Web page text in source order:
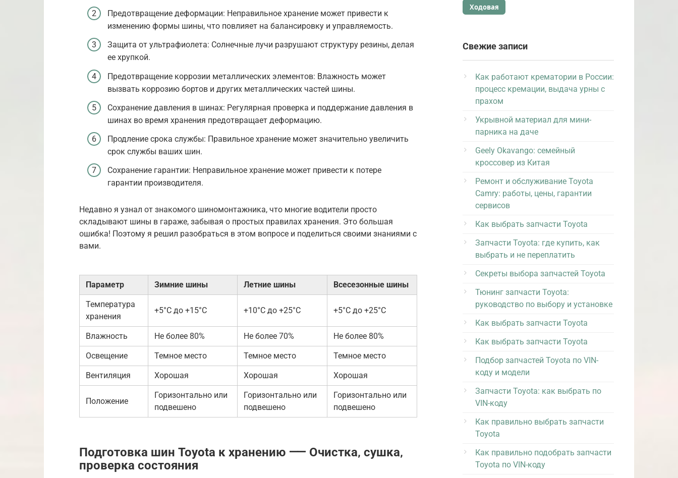
Предотвращение деформации: Неправильное хранение может привести к
изменению формы шины, что повлияет на балансировку и управляемость.
Защита от ультрафиолета: Солнечные лучи разрушают структуру резины, делая
ее хрупкой.
Предотвращение коррозии металлических элементов: Влажность может
вызвать коррозию бортов и других металлических частей шины.
Сохранение давления в шинах: Регулярная проверка и поддержание давления в
шинах во время хранения предотвращает деформацию.
Продление срока службы: Правильное хранение может значительно увеличить
срок службы ваших шин.
Сохранение гарантии: Неправильное хранение может привести к потере
гарантии производителя.
Недавно я узнал от знакомого шиномонтажника, что многие водители просто
складывают шины в гараже, забывая о простых правилах хранения. Это большая
ошибка! Поэтому я решил разобраться в этом вопросе и поделиться своими знаниями с
вами.
Параметр Зимние шины Летние шины Всесезонные шины
Температура
хранения
+5°C до +15°C +10°C до +25°C +5°C до +25°C
Влажность Не более 80% Не более 70% Не более 80%
Освещение Темное место Темное место Темное место
Вентиляция Хорошая Хорошая Хорошая
Положение
Горизонтально или
подвешено
Горизонтально или
подвешено
Горизонтально или
подвешено
Подготовка шин Toyota к хранению ⸺ Очистка‚ сушка‚
проверка состояния
Ходовая
Свежие записи
Как работают крематории в России:
процесс кремации, выдача урны с
прахом
Укрывной материал для мини-
парника на даче
Geely Okavango: семейный
кроссовер из Китая
Ремонт и обслуживание Toyota
Camry: работы, цены, гарантии
сервисов
Как выбрать запчасти Toyota
Запчасти Toyota: где купить, как
выбрать и не переплатить
Секреты выбора запчастей Toyota
Тюнинг запчасти Toyota:
руководство по выбору и установке
Как выбрать запчасти Toyota
Как выбрать запчасти Toyota
Подбор запчастей Toyota по VIN-
коду и модели
Запчасти Toyota: как выбрать по
VIN-коду
Как правильно выбрать запчасти
Toyota
Как правильно подобрать запчасти
Toyota по VIN-коду